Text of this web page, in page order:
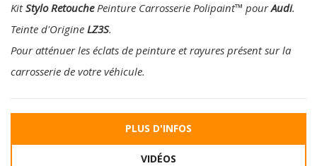
KitStylo RetouchePeinture Carrosserie Polipaint™ pourAudi.
Teinte d'Origine LZ3S.
Pour atténuer les éclats de peinture et rayures présent sur la
carrosserie de votre véhicule.
PLUS D'INFOS
VIDÉOS